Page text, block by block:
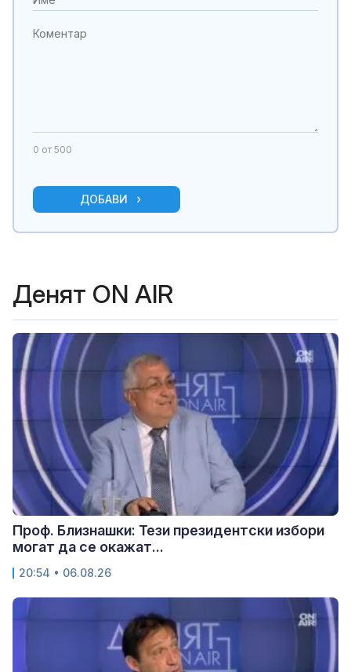
0 от 500
ДОБАВИ
Денят ON AIR
Проф. Близнашки: Тези президентски избори
могат да се окажат...
20:54 • 06.08.26